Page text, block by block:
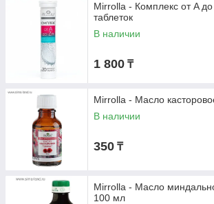
Mirrolla - Комплекс от A
таблеток
В наличии
1 800 ₸
Mirrolla - Масло
В наличии
350 ₸
Mirrolla - Масло
100 мл